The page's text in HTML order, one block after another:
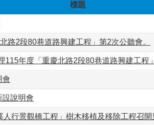
標題
路2段80巷道路興建工程」第2次公聽會。
115年度「重慶北路2段80巷道路興建工程
會
設說明會
行景觀橋工程」樹木移植及移除工程召開